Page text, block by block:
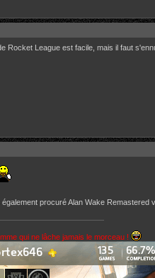
Rocket League est facile, mais il faut
procuré Alan Wake Remastered
qui ne lâche jamais le morceau !